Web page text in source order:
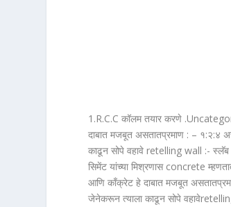
1.R.C.C कॉलम तयार करणे
दाबात मजबूत असतातप्रमाण : – १:२:४
काढून सोपे वहावे retelling wall :-
सिमेंट यांच्या मिश्रणास concrete
आणि काँक्रेट हे दाबात मजबूत
जेनेकरून त्याला काढून सोपे